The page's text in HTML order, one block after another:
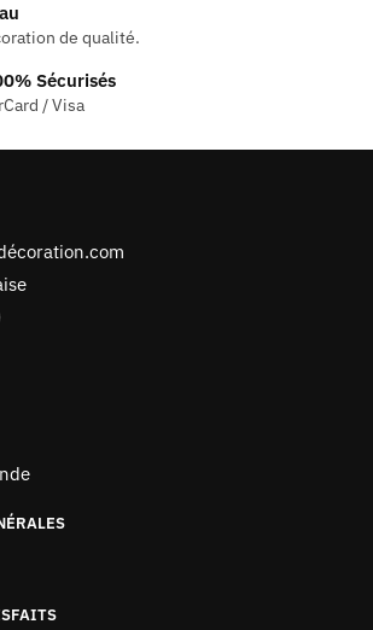
de qualité.
Sécurisés
/ Visa